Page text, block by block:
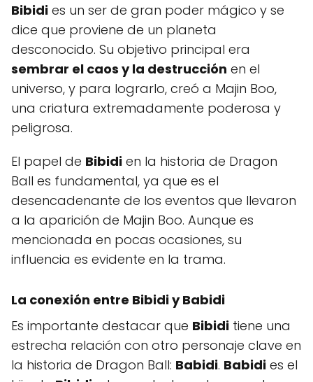
Bibidi es un ser de gran poder mágico y se
dice que proviene de un planeta
desconocido. Su objetivo principal era
sembrar el caos y la destrucción en el
universo, y para lograrlo, creó a Majin Boo,
una criatura extremadamente poderosa y
peligrosa.
El papel de Bibidi en la historia de Dragon
Ball es fundamental, ya que es el
desencadenante de los eventos que llevaron
a la aparición de Majin Boo. Aunque es
mencionada en pocas ocasiones, su
influencia es evidente en la trama.
La conexión entre Bibidi y Babidi
Es importante destacar que Bibidi tiene una
estrecha relación con otro personaje clave en
la historia de Dragon Ball: Babidi. Babidi es el